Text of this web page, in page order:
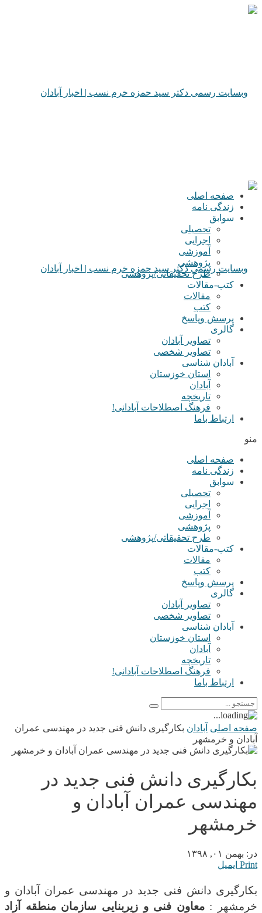
صفحه اصلی
زندگی نامه
سوابق
تحصیلی
اجرایی
آموزشی
پژوهشی
طرح تحقیقاتی/پژوهشی
کتب-مقالات
مقالات
کتب
پرسش وپاسخ
گالری
تصاویر آبادان
تصاویر شخصی
آبادان شناسی
استان خوزستان
آبادان
تاریخچه
فرهنگ اصطلاحات آبادانی!
ارتباط باما
منو
صفحه اصلی
زندگی نامه
سوابق
تحصیلی
اجرایی
آموزشی
پژوهشی
طرح تحقیقاتی/پژوهشی
کتب-مقالات
مقالات
کتب
پرسش وپاسخ
گالری
تصاویر آبادان
تصاویر شخصی
آبادان شناسی
استان خوزستان
آبادان
تاریخچه
فرهنگ اصطلاحات آبادانی!
ارتباط باما
صفحه اصلی آبادان بکارگیری دانش فنی جدید در مهندسی عمران
آبادان و خرمشهر
بکارگیری دانش فنی جدید در
مهندسی عمران آبادان و
خرمشهر
در: بهمن ۰۱, ۱۳۹۸
Print ایمیل
بکارگیری دانش فنی جدید در مهندسی عمران آبادان و
خرمشهر :معاون فنی و زیربنایی سازمان منطقه آزاد